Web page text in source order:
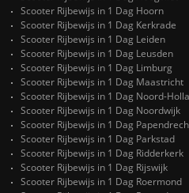
Scooter Rijbewijs in 1 Dag Hoorn
Scooter Rijbewijs in 1 Dag Kerkrade
Scooter Rijbewijs in 1 Dag Leiden
Scooter Rijbewijs in 1 Dag Leusden
Scooter Rijbewijs in 1 Dag Limburg
Scooter Rijbewijs in 1 Dag Maastricht
Scooter Rijbewijs in 1 Dag Noord-
Scooter Rijbewijs in 1 Dag Noordwijk
Scooter Rijbewijs in 1 Dag
Scooter Rijbewijs in 1 Dag Parkstad
Scooter Rijbewijs in 1 Dag Ridderkerk
Scooter Rijbewijs in 1 Dag Rijswijk
Scooter Rijbewijs in 1 Dag Roermond